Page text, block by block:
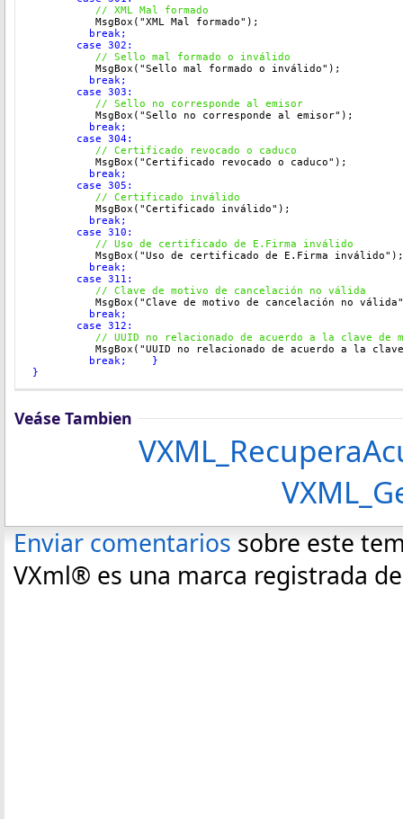
  //
XML Mal formado
          MsgBox("XML Mal formado"
);
         break;
       case 302:
  //
Sello mal formado o inválido
          MsgBox("Sello mal formado o inválido"
);
         break;
       case 303:
  //
Sello no corresponde al emisor
          MsgBox("Sello no corresponde al emisor"
);
         break;
       case 304:
  //
Certificado revocado o caduco
          MsgBox("Certificado revocado o caduco"
);
         break;
       case 305:
  //
Certificado inválido
          MsgBox("Certificado inválido"
);
         break;
       case 310:
  //
Uso de certificado de E.Firma inválido
          MsgBox("Uso de certificado de E.Firma inválido"
);
         break;
       case 311:
  //
Clave de motivo de cancelación no válida
          MsgBox("Clave de motivo de cancelación no válida"
         break;
       case 312:
  //
UUID no relacionado de acuerdo a la clave de
MsgBox("UUID no relacionado de acuerdo a la
         break;
    }
}
Veáse Tambien
Enviar comentarios sobre este
VXml® es una marca registrada